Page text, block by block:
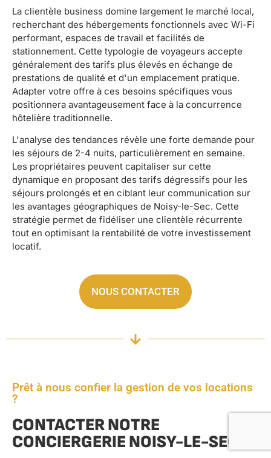
La clientèle business domine largement le marché local,
recherchant des hébergements fonctionnels avec Wi-Fi
performant, espaces de travail et facilités de
stationnement. Cette typologie de voyageurs accepte
généralement des tarifs plus élevés en échange de
prestations de qualité et d'un emplacement pratique.
Adapter votre offre à ces besoins spécifiques vous
positionnera avantageusement face à la concurrence
hôtelière traditionnelle.
L'analyse des tendances révèle une forte demande pour
les séjours de 2-4 nuits, particulièrement en semaine.
Les propriétaires peuvent capitaliser sur cette
dynamique en proposant des tarifs dégressifs pour les
séjours prolongés et en ciblant leur communication sur
les avantages géographiques de Noisy-le-Sec. Cette
stratégie permet de fidéliser une clientèle récurrente
tout en optimisant la rentabilité de votre investissement
locatif.
NOUS CONTACTER
Prêt à nous confier la gestion de vos locations
?
CONTACTER NOTRE
CONCIERGERIE NOISY-LE-SEC